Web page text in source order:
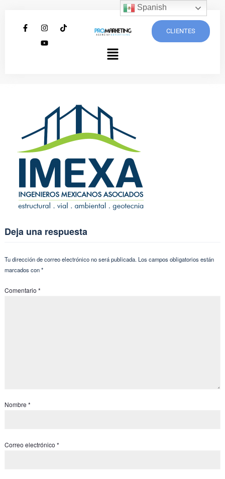
CLIENTES
Deja una respuesta
Tu dirección de correo electrónico no será publicada. Los campos obligatorios están
marcados con*
Comentario *
Nombre *
Correo electrónico *
Spanish